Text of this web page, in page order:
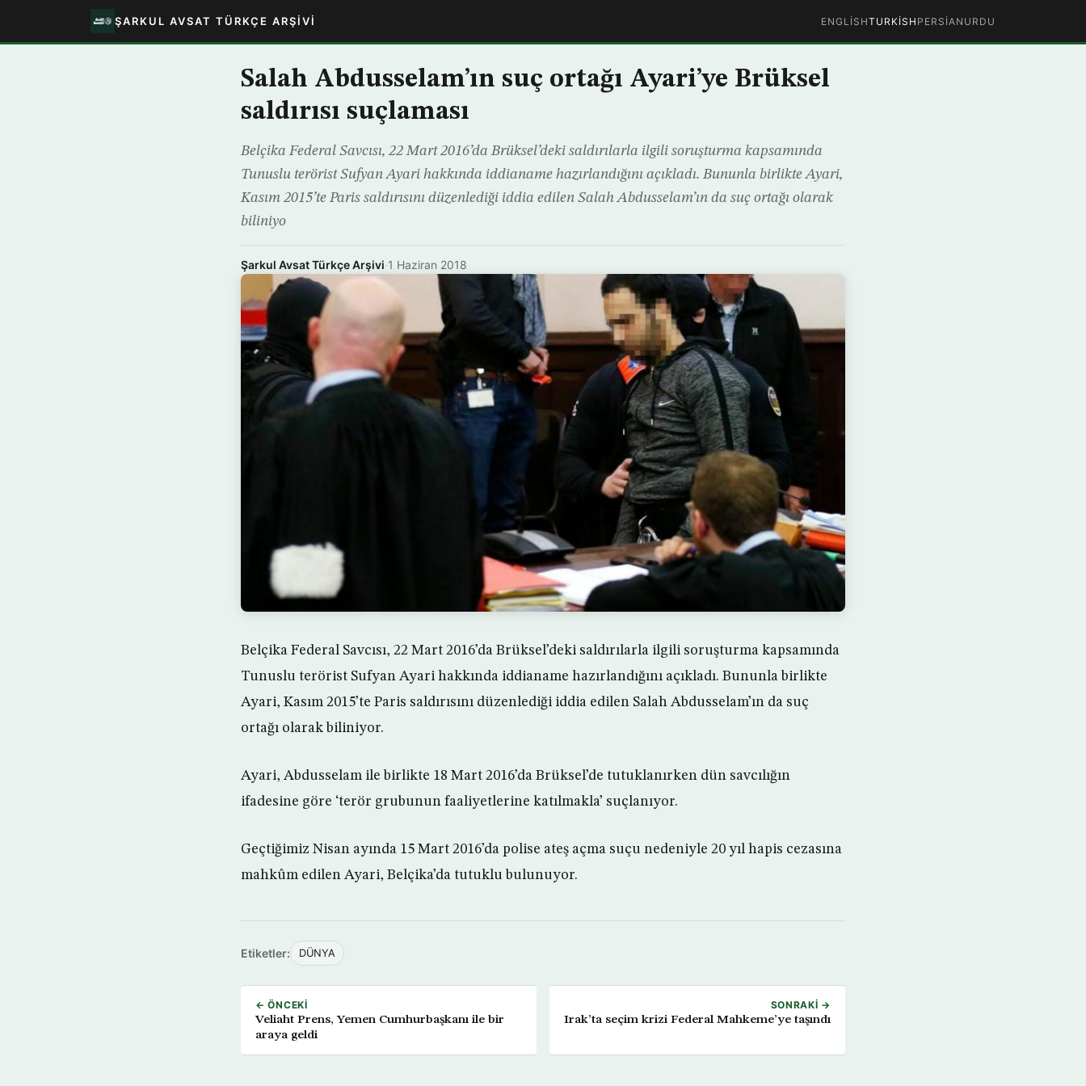
ŞARKUL AVSAT TÜRKÇE ARŞIVI ENGLISHTURKISH PERSIAN URDU
Salah Abdusselam’ın suç ortağı Ayari’ye Brüksel
saldırısı suçlaması
Belçika Federal Savcısı, 22 Mart 2016’da Brüksel’deki saldırılarla ilgili soruşturma kapsamında
Tunuslu terörist Sufyan Ayari hakkında iddianame hazırlandığını açıkladı. Bununla birlikte Ayari,
Kasım 2015’te Paris saldırısını düzenlediği iddia edilen Salah Abdusselam’ın da suç ortağı olarak
biliniyo
Şarkul Avsat Türkçe Arşivi·1 Haziran 2018
Belçika Federal Savcısı, 22 Mart 2016’da Brüksel’deki saldırılarla ilgili soruşturma kapsamında
Tunuslu terörist Sufyan Ayari hakkında iddianame hazırlandığını açıkladı. Bununla birlikte
Ayari, Kasım 2015’te Paris saldırısını düzenlediği iddia edilen Salah Abdusselam’ın da suç
ortağı olarak biliniyor.
Ayari, Abdusselam ile birlikte 18 Mart 2016’da Brüksel’de tutuklanırken dün savcılığın
ifadesine göre ‘terör grubunun faaliyetlerine katılmakla’ suçlanıyor.
Geçtiğimiz Nisan ayında 15 Mart 2016’da polise ateş açma suçu nedeniyle 20 yıl hapis cezasına
mahkûm edilen Ayari, Belçika’da tutuklu bulunuyor.
Etiketler: DÜNYA
← ÖNCEKI
Veliaht Prens, Yemen Cumhurbaşkanı ile bir
araya geldi
SONRAKI →
Irak’ta seçim krizi Federal Mahkeme’ye taşındı